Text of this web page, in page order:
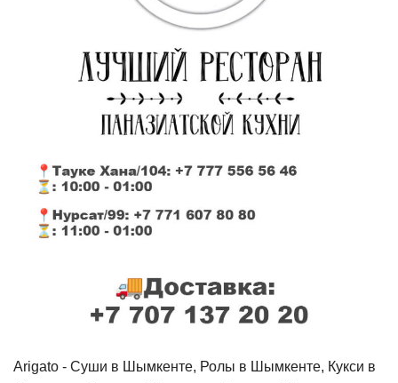
Arigato - Cуши в Шымкенте, Ролы в Шымкенте, Кукси в